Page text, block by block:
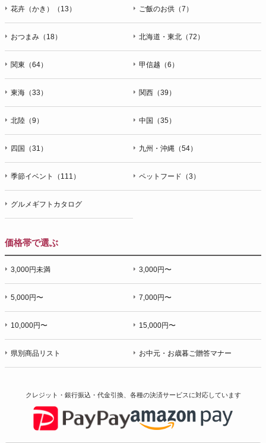
花卉（かき）（13） ご飯のお供（7）
おつまみ（18） 北海道・東北（72）
関東（64） 甲信越（6）
東海（33） 関西（39）
北陸（9） 中国（35）
四国（31） 九州・沖縄（54）
季節イベント（111） ペットフード（3）
グルメギフトカタログ
価格帯で選ぶ
3,000円未満 3,000円〜
5,000円〜 7,000円〜
10,000円〜 15,000円〜
県別商品リスト お中元・お歳暮ご贈答マナー
クレジット・銀行振込・代金引換、各種の決済サービスに対応しています